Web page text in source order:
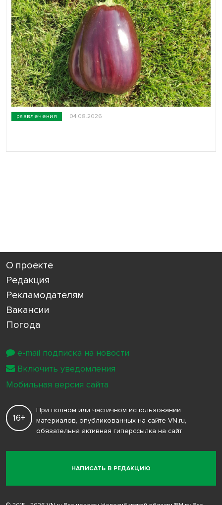
развлечения 04.08.2026
О проекте
Редакция
Рекламодателям
Вакансии
Погода
НАПИСАТЬ В РЕДАКЦИЮ
16+
При полном или частичном использовании
материалов, опубликованных на сайте VN.ru,
обязательна активная гиперссылка на сайт
e-mail подписка на новости
Включить уведомления
Мобильная версия сайта